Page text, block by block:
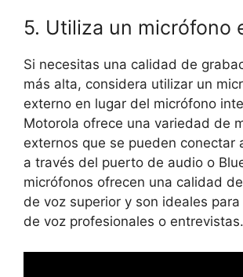
5. Utiliza un micrófono
Si necesitas una calidad de
más alta, considera utilizar un
externo en lugar del micrófono
Motorola ofrece una variedad de
externos que se pueden conectar
a través del puerto de audio o
micrófonos ofrecen una calidad
de voz superior y son ideales
de voz profesionales o entrevistas.